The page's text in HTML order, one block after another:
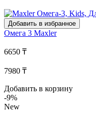
Добавить в избранное
Омега 3 Maxler
6650 ₸
7980 ₸
Добавить в корзину
-9%
New